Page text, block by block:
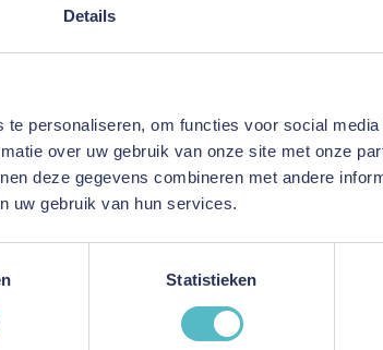
Details
personaliseren, om functies voor social
over uw gebruik van onze site met onze
deze gegevens combineren met andere
uw gebruik van hun services.
Statistieken
This form is protected by